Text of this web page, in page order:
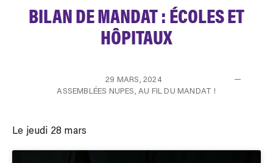
BILAN DE MANDAT : ÉCOLES ET
HÔPITAUX
29 MARS, 2024
ASSEMBLÉES NUPES, AU FIL DU MANDAT !
Le jeudi 28 mars